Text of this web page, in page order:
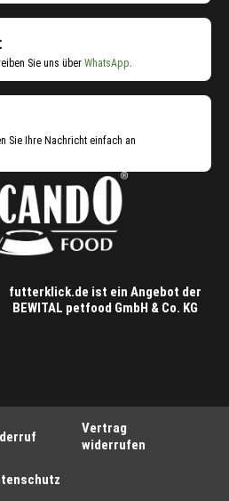
Sie uns über WhatsApp.
Sie Ihre Nachricht einfach an
futterklick.de ist ein Angebot der
BEWITAL petfood GmbH & Co. KG
Vertrag
widerrufen